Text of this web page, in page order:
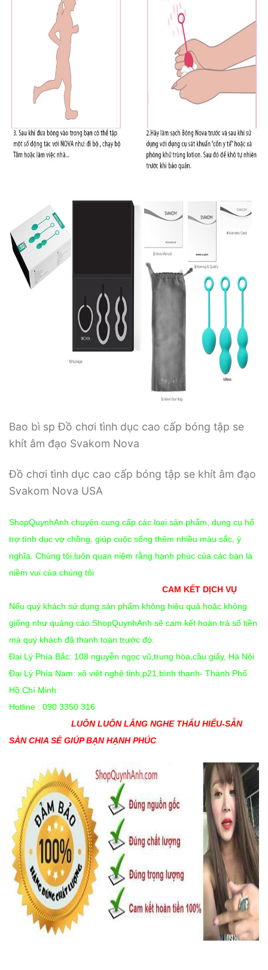
Bao bì sp Đồ chơi tình dục cao cấp bóng tập se
khít âm đạo Svakom Nova
Đồ chơi tình dục cao cấp bóng tập se khít âm đạo
Svakom Nova USA
ShopQuynhAnh chuyên cung cấp các loại sản phẩm, dụng cụ hổ
trợ tình dục vợ chồng, giúp cuộc sống thêm nhiều màu sắc, ý
nghĩa. Chúng tôi luôn quan niệm rằng hạnh phúc của các bạn là
niềm vui của chúng tôi
CAM KẾT DỊCH VỤ
Nếu quý khách sử dụng sản phẩm không hiệu quả hoặc không
giống như quảng cáo ShopQuynhAnh sẽ cam kết hoàn trả số tiền
mà quý khách đã thanh toán trước đó.
Đại Lý Phía Bắc: 108 nguyễn ngọc vũ,trung hòa,cầu giấy, Hà Nội
Đại Lý Phía Nam: xô viêt nghệ tỉnh,p21,bình thạnh- Thành Phố
Hồ Chí Minh
Hotline : 090 3350 316
LUÔN LUÔN LẮNG NGHE THẤU HIỂU-SẴN
SÀN CHIA SẺ GIÚP BẠN HẠNH PHÚC